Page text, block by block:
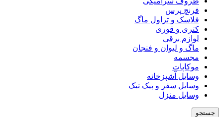
فرنچ پرس
فلاسک و تراول ماگ
کتری و قوری
لوازم برقی
ماگ و لیوان و فنجان
مجسمه
موکاپات
وسایل آشپزخانه
وسایل سفر و پیک نیک
وسایل منزل
جستجو